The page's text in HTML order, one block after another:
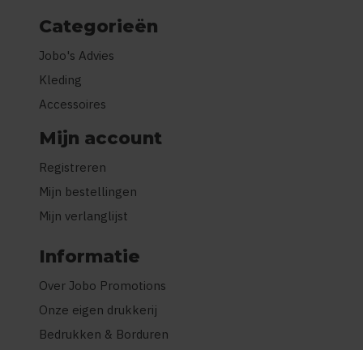
Categorieën
Jobo's Advies
Kleding
Accessoires
Mijn account
Registreren
Mijn bestellingen
Mijn verlanglijst
Informatie
Over Jobo Promotions
Onze eigen drukkerij
Bedrukken & Borduren